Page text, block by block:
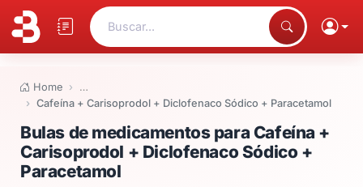
Buscar...
Home
…
Cafeína + Carisoprodol + Diclofenaco Sódico + Paracetamol
Bulas de medicamentos para
Bulas de medicamentos para Cafeína +
Carisoprodol + Diclofenaco Sódico +
Paracetamol